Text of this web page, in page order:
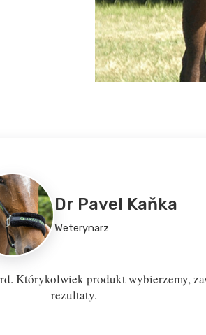
Dr Pavel Kaňka
Weterynarz
Którykolwiek produkt wybierzemy,
rezultaty.